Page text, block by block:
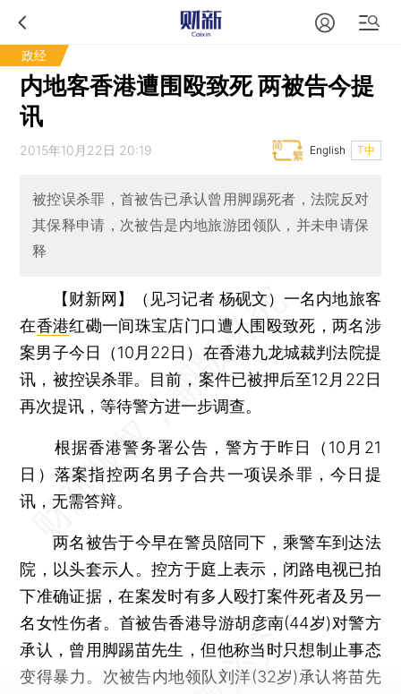
政经
内地客香港遭围殴致死 两被告今提
讯
2015年10月22日 20:19 T中
English
被控误杀罪，首被告已承认曾用脚踢死者，法院反对
其保释申请，次被告是内地旅游团领队，并未申请保
释
【财新网】（见习记者 杨砚文）一名内地旅客
在香港红磡一间珠宝店门口遭人围殴致死，两名涉
案男子今日（10月22日）在香港九龙城裁判法院提
讯，被控误杀罪。目前，案件已被押后至12月22日
再次提讯，等待警方进一步调查。
根据香港警务署公告，警方于昨日（10月21
日）落案指控两名男子合共一项误杀罪，今日提
讯，无需答辩。
两名被告于今早在警员陪同下，乘警车到达法
院，以头套示人。控方于庭上表示，闭路电视已拍
下准确证据，在案发时有多人殴打案件死者及另一
名女性伤者。首被告香港导游胡彦南(44岁)对警方
承认，曾用脚踢苗先生，但他称当时只想制止事态
变得暴力。次被告内地领队刘洋(32岁)承认将苗先